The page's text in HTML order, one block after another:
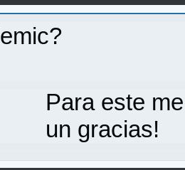
Para este
un gracias!